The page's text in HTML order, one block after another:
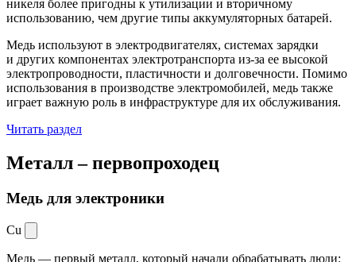
никеля более пригодны к утилизации и вторичному
использованию, чем другие типы аккумуляторных батарей.
Медь используют в электродвигателях, системах зарядки
и других компонентах электротранспорта из-за ее высокой
электропроводности, пластичности и долговечности. Помимо
использования в производстве электромобилей, медь также
играет важную роль в инфраструктуре для их обслуживания.
Читать раздел
Металл –первопроходец
Медь для электроники
Cu
Медь — первый металл, который начали обрабатывать люди: